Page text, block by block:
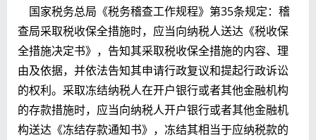
国家税务总局《税务稽查工作规程》第35条规定：稽
查局采取税收保全措施时，应当向纳税人送达《税收保
全措施决定书》，告知其采取税收保全措施的内容、理
由及依据，并依法告知其申请行政复议和提起行政诉讼
的权利。采取冻结纳税人在开户银行或者其他金融机构
的存款措施时，应当向纳税人开户银行或者其他金融机
构送达《冻结存款通知书》，冻结其相当于应纳税款的